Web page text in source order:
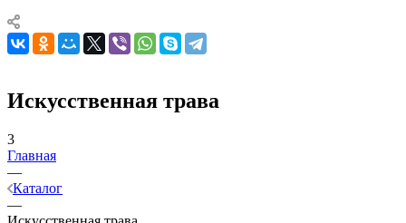
Искусственная трава
3
Главная
—
Каталог
—